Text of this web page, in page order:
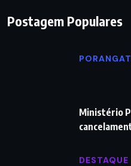
Postagem Populares
Ministério
DESTAQUE